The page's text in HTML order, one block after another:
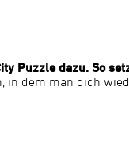
Puzzle dazu. So
dem man dich